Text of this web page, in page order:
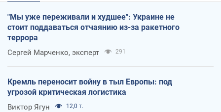
"Мы уже переживали и худшее": Украине не
стоит поддаваться отчаянию из-за ракетного
террора
Сергей Марченко, эксперт 291
Кремль переносит войну в тыл Европы: под
угрозой критическая логистика
Виктор Ягун 12,0 т.